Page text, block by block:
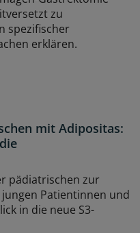
zu
spezifischer
erklären.
mit Adipositas:
pädiatrischen zur
Patientinnen und
in die neue S3-